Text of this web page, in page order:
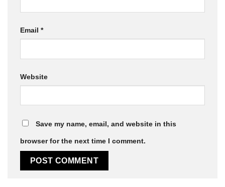
Email *
Website
Save my name, email, and website in this
browser for the next time I comment.